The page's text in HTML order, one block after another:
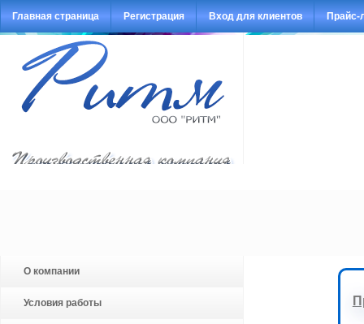
Главная страница Регистрация Вход для клиентов Прайс-
О компании
Условия работы